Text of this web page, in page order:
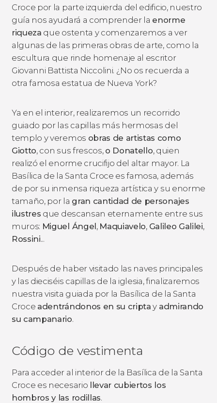
Croce por la parte izquierda del edificio, nuestro
guía nos ayudará a comprender la enorme
riqueza que ostenta y comenzaremos a ver
algunas de las primeras obras de arte, como la
escultura que rinde homenaje al escritor
Giovanni Battista Niccolini. ¿No os recuerda a
otra famosa estatua de Nueva York?
Ya en el interior, realizaremos un recorrido
guiado por las capillas más hermosas del
templo y veremos obras de artistas como
Giotto, con sus frescos, o Donatello, quien
realizó el enorme crucifijo del altar mayor. La
Basílica de la Santa Croce es famosa, además
de por su inmensa riqueza artística y su enorme
tamaño, por la gran cantidad de personajes
ilustres que descansan eternamente entre sus
muros: Miguel Ángel, Maquiavelo, Galileo Galilei,
Rossini...
Después de haber visitado las naves principales
y las dieciséis capillas de la iglesia, finalizaremos
nuestra visita guiada por la Basílica de la Santa
Croce adentrándonos en su cripta y admirando
su campanario.
Código de vestimenta
Para acceder al interior de la Basílica de la Santa
Croce es necesario llevar cubiertos los
hombros y las rodillas.